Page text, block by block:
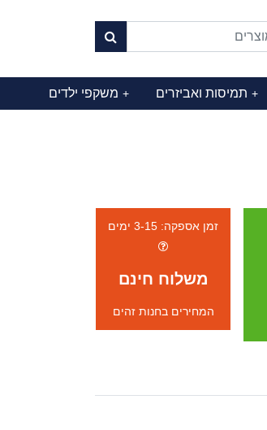
תמיסות ואביזרים + משקפי ילדים +
זמן אספקה: 3-15 ימים
משלוח חינם
המחירים בחנות זהים